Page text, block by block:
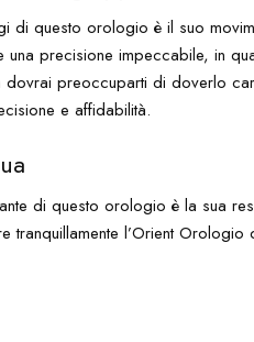
di questo orologio è il suo
una precisione impeccabile, in
preoccuparti di doverlo
e affidabilità.
di questo orologio è la sua
tranquillamente l’Orient